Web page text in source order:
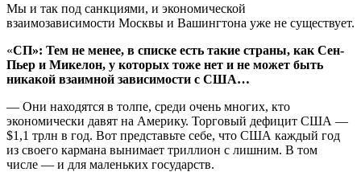
Мы и так под санкциями, и экономической
взаимозависимости Москвы и Вашингтона уже не существует.
«СП»: Тем не менее, в списке есть такие страны, как Сен-
Пьер и Микелон, у которых тоже нет и не может быть
никакой взаимной зависимости с США…
— Они находятся в толпе, среди очень многих, кто
экономически давят на Америку. Торговый дефицит США —
$1,1 трлн в год. Вот представьте себе, что США каждый год
из своего кармана вынимает триллион с лишним. В том
числе — и для маленьких государств.